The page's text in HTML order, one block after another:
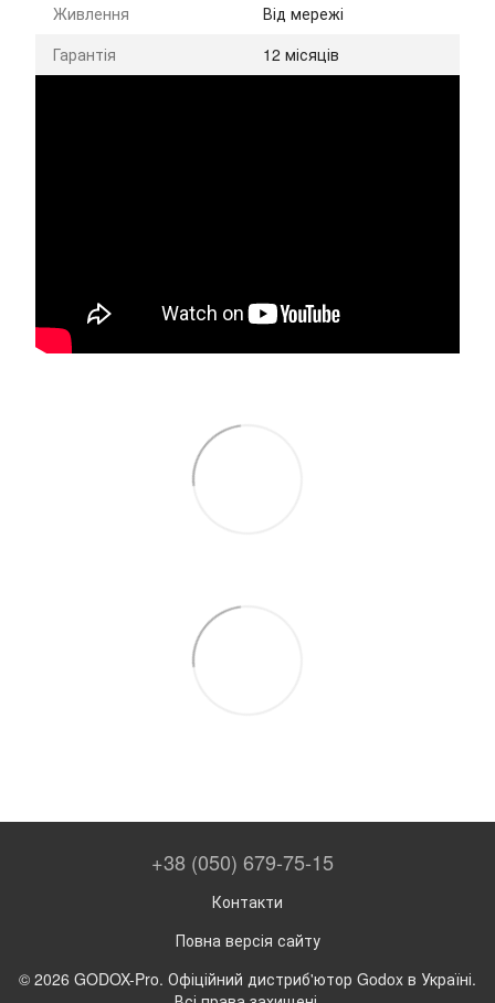
Живлення
Від мережі
Гарантія
12 місяців
+38 (050) 679-75-15
Контакти
Повна версія сайту
© 2026 GODOX-Pro. Офіційний дистриб'ютор Godox в Україні.